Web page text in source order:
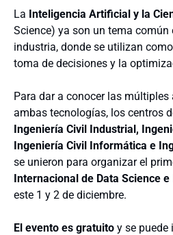
La Inteligencia Artificial y la
Science) ya son un tema común
industria, donde se utilizan
toma de decisiones y la
Para dar a conocer las
ambas tecnologías, los centros
Ingeniería Civil Industrial,
Ingeniería Civil Informática e
se unieron para organizar el
Internacional de Data Science
este 1 y 2 de diciembre.
El evento es gratuito y se puede